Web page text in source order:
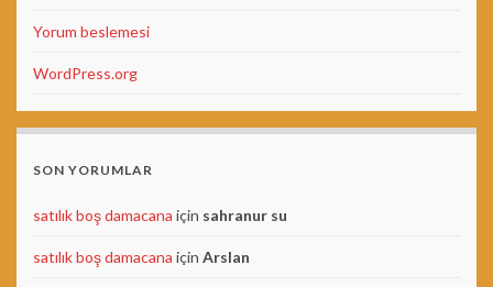
Yorum beslemesi
WordPress.org
SON YORUMLAR
satılık boş damacana için sahranur su
satılık boş damacana için Arslan